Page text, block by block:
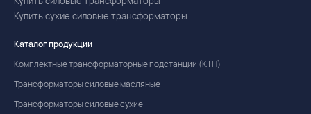
Купить сухие силовые трансформаторы
Каталог продукции
Комплектные трансформаторные подстанции (КТП)
Трансформаторы силовые масляные
Трансформаторы силовые сухие